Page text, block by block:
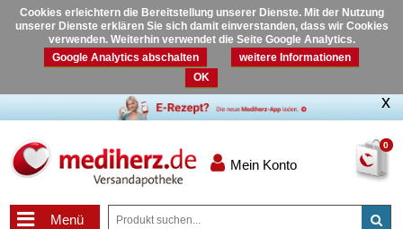
Cookies erleichtern die Bereitstellung unserer Dienste. Mit der Nutzung
unserer Dienste erklären Sie sich damit einverstanden, dass wir Cookies
verwenden. Weiterhin verwendet die Seite Google Analytics.
Google Analytics abschalten
weitere Informationen
OK
0
Mein Konto
Menü